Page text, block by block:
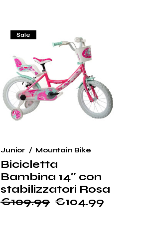
€95.99
€109.99
Sale
Bicicletta
Bambina 14″ con
stabilizzatori Rosa
€109.99
Il
€104.99
Il
Junior Mountain Bike